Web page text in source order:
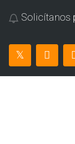
Solicítanos